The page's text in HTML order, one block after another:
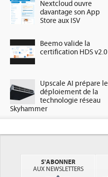
Nextcloud ouvre
davantage son App
Store aux ISV
Beemo valide la
certification HDS v2.0
Upscale AI prépare le
déploiement de la
technologie réseau
Skyhammer
S'ABONNER
AUX NEWSLETTERS